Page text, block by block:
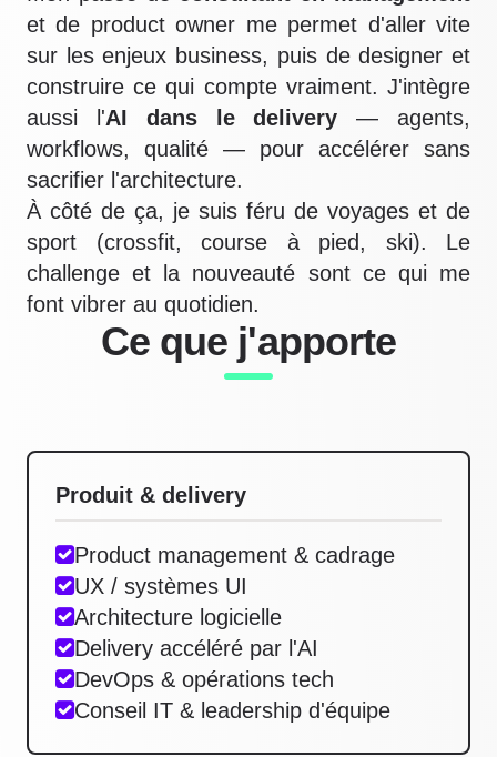
et de product owner me permet d'aller vite
sur les enjeux business, puis de designer et
construire ce qui compte vraiment. J'intègre
aussi l'AI dans le delivery — agents,
workflows, qualité — pour accélérer sans
sacrifier l'architecture.
À côté de ça, je suis féru de voyages et de
sport (crossfit, course à pied, ski). Le
challenge et la nouveauté sont ce qui me
font vibrer au quotidien.
Ce que j'apporte
Produit & delivery
Product management & cadrage
UX / systèmes UI
Architecture logicielle
Delivery accéléré par l'AI
DevOps & opérations tech
Conseil IT & leadership d'équipe